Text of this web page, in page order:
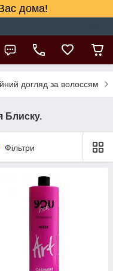
дома!
догляд за волоссям
Блиску.
Фільтри